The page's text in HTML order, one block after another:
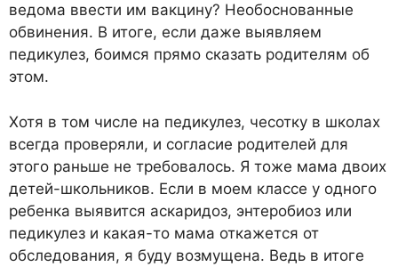
ведома ввести им вакцину? Необоснованные
обвинения. В итоге, если даже выявляем
педикулез, боимся прямо сказать родителям об
этом.
Хотя в том числе на педикулез, чесотку в школах
всегда проверяли, и согласие родителей для
этого раньше не требовалось. Я тоже мама двоих
детей-школьников. Если в моем классе у одного
ребенка выявится аскаридоз, энтеробиоз или
педикулез и какая-то мама откажется от
обследования, я буду возмущена. Ведь в итоге